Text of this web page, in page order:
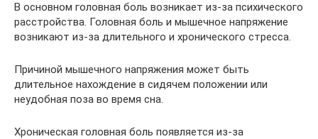
В основном головная боль возникает из-за психического
расстройства. Головная боль и мышечное напряжение
возникают из-за длительного и хронического стресса.
Причиной мышечного напряжения может быть
длительное нахождение в сидячем положении или
неудобная поза во время сна.
Хроническая головная боль появляется из-за